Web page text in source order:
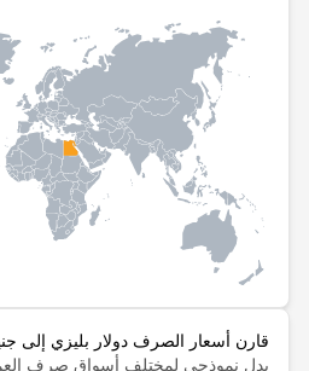
قارن أسعار الصرف دولار بليزي إلى
بدل نموذجي لمختلف أسواق صرف